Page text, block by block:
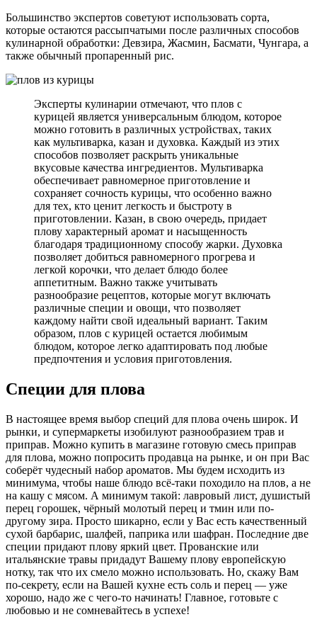
Большинство экспертов советуют использовать сорта,
которые остаются рассыпчатыми после различных способов
кулинарной обработки: Девзира, Жасмин, Басмати, Чунгара, а
также обычный пропаренный рис.
Эксперты кулинарии отмечают, что плов с
курицей является универсальным блюдом, которое
можно готовить в различных устройствах, таких
как мультиварка, казан и духовка. Каждый из этих
способов позволяет раскрыть уникальные
вкусовые качества ингредиентов. Мультиварка
обеспечивает равномерное приготовление и
сохраняет сочность курицы, что особенно важно
для тех, кто ценит легкость и быстроту в
приготовлении. Казан, в свою очередь, придает
плову характерный аромат и насыщенность
благодаря традиционному способу жарки. Духовка
позволяет добиться равномерного прогрева и
легкой корочки, что делает блюдо более
аппетитным. Важно также учитывать
разнообразие рецептов, которые могут включать
различные специи и овощи, что позволяет
каждому найти свой идеальный вариант. Таким
образом, плов с курицей остается любимым
блюдом, которое легко адаптировать под любые
предпочтения и условия приготовления.
Специи для плова
В настоящее время выбор специй для плова очень широк. И
рынки, и супермаркеты изобилуют разнообразием трав и
приправ. Можно купить в магазине готовую смесь приправ
для плова, можно попросить продавца на рынке, и он при Вас
соберёт чудесный набор ароматов. Мы будем исходить из
минимума, чтобы наше блюдо всё-таки походило на плов, а не
на кашу с мясом. А минимум такой: лавровый лист, душистый
перец горошек, чёрный молотый перец и тмин или по-
другому зира. Просто шикарно, если у Вас есть качественный
сухой барбарис, шалфей, паприка или шафран. Последние две
специи придают плову яркий цвет. Прованские или
итальянские травы придадут Вашему плову европейскую
нотку, так что их смело можно использовать. Но, скажу Вам
по-секрету, если на Вашей кухне есть соль и перец — уже
хорошо, надо же с чего-то начинать! Главное, готовьте с
любовью и не сомневайтесь в успехе!